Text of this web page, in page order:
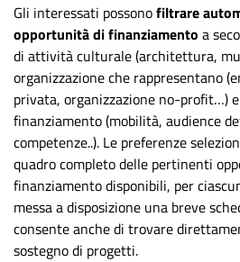
Gli interessati possonofiltrare
opportunità di finanziamento a
di attività culturale (architettura,
organizzazione che rappresentano
privata, organizzazione no-profit…)
finanziamento (mobilità, audience
competenze..). Le preferenze
quadro completo delle pertinenti
finanziamento disponibili, per
messa a disposizione una breve
consente anche di trovare
sostegno di progetti.